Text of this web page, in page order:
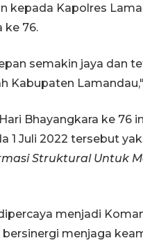
kepada Kapolres
ke 76.
semakin jaya dan
Kabupaten
Bhayangkara ke 76
1 Juli 2022 tersebut
Struktural Untuk
menjadi
menjaga